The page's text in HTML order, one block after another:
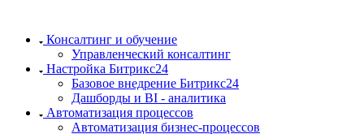
Консалтинг и обучение
Управленческий консалтинг
Настройка Битрикс24
Базовое внедрение Битрикс24
Дашборды и BI - аналитика
Автоматизация процессов
Автоматизация бизнес-процессов